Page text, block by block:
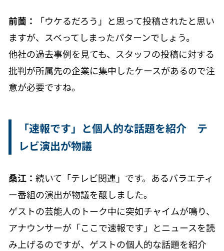
前薗：
「ウケるだろう」と思って投稿されたと思い
ますが、スベってしまったパターンでしょう。
他社の過去事例を見ても、スタッフの投稿に対する
批判が所属先の企業に集中したケースがあるので注
意が必要ですね。
「速報です」と個人的な話題を紹介 テ
レビ演出が物議
桑江：続いて「テレビ関連」です。あるバラエティ
ー番組の演出が物議を醸しました。
ゲストの芸能人のトーク中に突如チャイムが鳴り、
アナウンサーが「ここで速報です」とニュースを読
み上げるのですが、ゲストの個人的な話題を紹介